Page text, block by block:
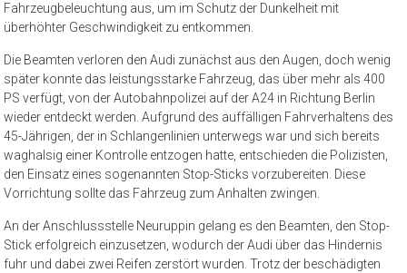
Fahrzeugbeleuchtung aus, um im Schutz der Dunkelheit mit
überhöhter Geschwindigkeit zu entkommen.
Die Beamten verloren den Audi zunächst aus den Augen, doch wenig
später konnte das leistungsstarke Fahrzeug, das über mehr als 400
PS verfügt, von der Autobahnpolizei auf der A24 in Richtung Berlin
wieder entdeckt werden. Aufgrund des auffälligen Fahrverhaltens des
45-Jährigen, der in Schlangenlinien unterwegs war und sich bereits
waghalsig einer Kontrolle entzogen hatte, entschieden die Polizisten,
den Einsatz eines sogenannten Stop-Sticks vorzubereiten. Diese
Vorrichtung sollte das Fahrzeug zum Anhalten zwingen.
An der Anschlussstelle Neuruppin gelang es den Beamten, den Stop-
Stick erfolgreich einzusetzen, wodurch der Audi über das Hindernis
fuhr und dabei zwei Reifen zerstört wurden. Trotz der beschädigten